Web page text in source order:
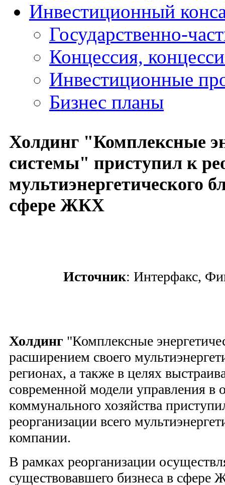
Инвестиционный
Государственно-
Концессия,
Инвестиционные
Бизнес планы
Холдинг "Комплексные
системы" приступил к
мультиэнергетического
сфере ЖКХ
Источник: Интерфакс,
Холдинг "Комплексные
расширением своего
регионах, а также в целях
современной модели управления в
коммунального хозяйства
реорганизации всего
компании.
В рамках реорганизации
существовавшего бизнеса в сфере